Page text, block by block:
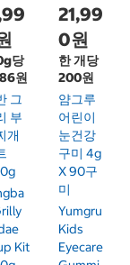
당
원
그
부
개
Kit
21,99
0원
한 개당
200원
얌그루
어린이
눈건강
구미 4g
X 90구
미
Yumgru
Kids
Eyecare